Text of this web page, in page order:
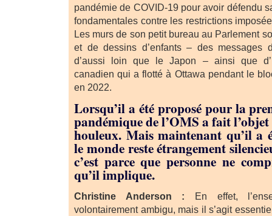
pandémie de COVID-19 pour avoir défendu
fondamentales contre les restrictions
Les murs de son petit bureau au Parlement
et de dessins d’enfants – des messages
d’aussi loin que le Japon – ainsi que
canadien qui a flotté à Ottawa pendant le
en 2022.
Lorsqu’il a été proposé pour la
pandémique de l’OMS a fait
houleux. Mais maintenant qu’il a
le monde reste étrangement
c’est parce que personne ne
qu’il implique.
Christine Anderson : En effet,
volontairement ambigu, mais il s’agit